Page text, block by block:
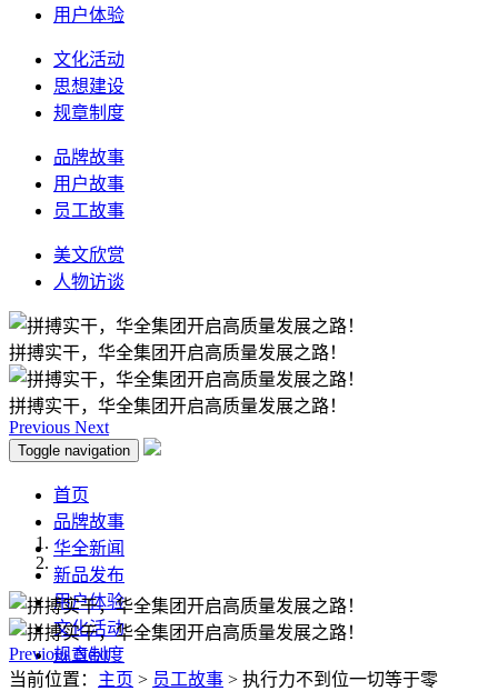
用户体验
文化活动
思想建设
规章制度
品牌故事
用户故事
员工故事
美文欣赏
人物访谈
拼搏实干，华全集团开启高质量发展之路！
拼搏实干，华全集团开启高质量发展之路！
Previous Next
Toggle navigation
首页
品牌故事
华全新闻
新品发布
用户体验
文化活动
规章制度
Previous Next
当前位置： 主页 > 员工故事 > 执行力不到位一切等于零